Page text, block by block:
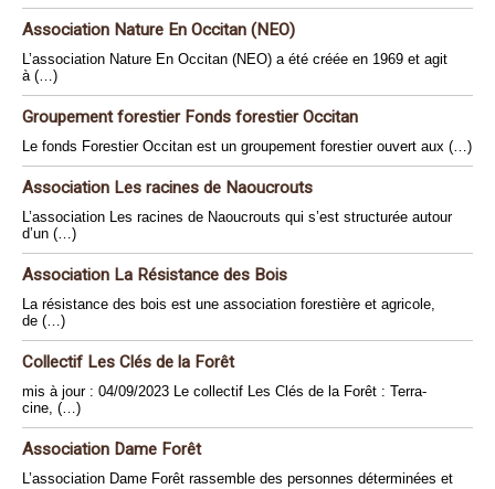
Association Nature En Occitan (NEO)
L’association Nature En Occitan (NEO) a été créée en 1969 et agit
à (…)
Groupement forestier Fonds forestier Occitan
Le fonds Forestier Occitan est un groupement forestier ouvert aux (…)
Association Les racines de Naoucrouts
L’association Les racines de Naoucrouts qui s’est structurée autour
d’un (…)
Association La Résistance des Bois
La résistance des bois est une association forestière et agricole,
de (…)
Collectif Les Clés de la Forêt
mis à jour : 04/09/2023 Le collectif Les Clés de la Forêt : Terra-
cine, (…)
Association Dame Forêt
L’association Dame Forêt rassemble des personnes déterminées et